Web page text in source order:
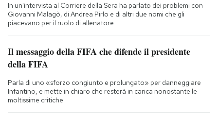
In un'intervista al Corriere della Sera ha parlato dei problemi con
Giovanni Malagò, di Andrea Pirlo e di altri due nomi che gli
piacevano per il ruolo di allenatore
Il messaggio della FIFA che difende il presidente
della FIFA
Parla di uno «sforzo congiunto e prolungato» per danneggiare
Infantino, e mette in chiaro che resterà in carica nonostante le
moltissime critiche